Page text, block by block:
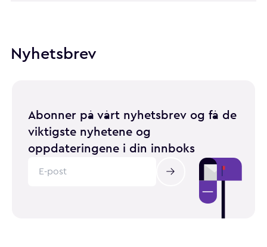
Nyhetsbrev
Abonner på vårt nyhetsbrev og få de
viktigste nyhetene og
oppdateringene i din innboks